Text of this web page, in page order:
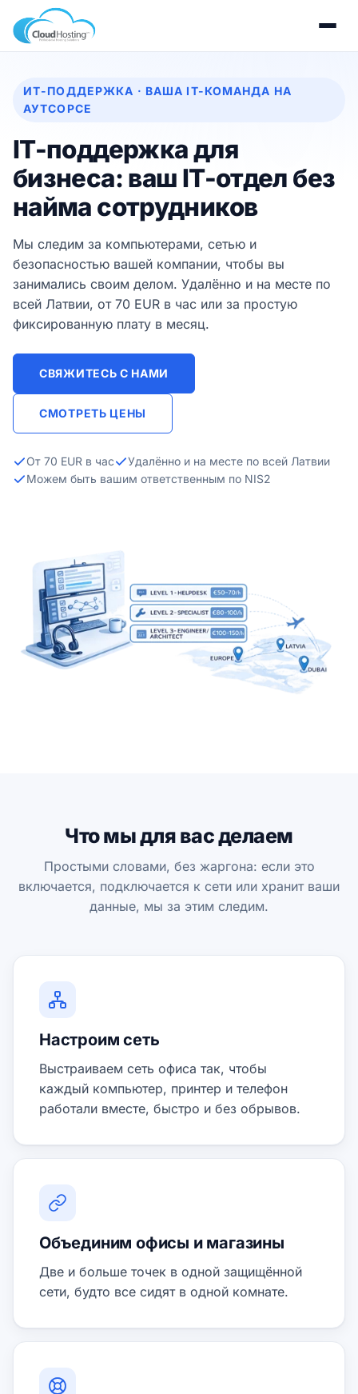
ИТ-ПОДДЕРЖКА · ВАША IT-КОМАНДА НА
АУТСОРСЕ
IT-поддержка для
бизнеса: ваш IT-отдел без
найма сотрудников
Мы следим за компьютерами, сетью и
безопасностью вашей компании, чтобы вы
занимались своим делом. Удалённо и на месте по
всей Латвии, от 70 EUR в час или за простую
фиксированную плату в месяц.
СВЯЖИТЕСЬ С НАМИ
СМОТРЕТЬ ЦЕНЫ
От 70 EUR в час
Удалённо и на месте по всей Латвии
Можем быть вашим ответственным по NIS2
Что мы для вас делаем
Простыми словами, без жаргона: если это
включается, подключается к сети или хранит ваши
данные, мы за этим следим.
Настроим сеть
Выстраиваем сеть офиса так, чтобы
каждый компьютер, принтер и телефон
работали вместе, быстро и без обрывов.
Объединим офисы и магазины
Две и больше точек в одной защищённой
сети, будто все сидят в одной комнате.